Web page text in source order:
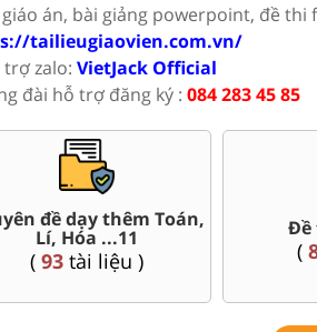
giáo án, bài giảng powerpoint, đề thi
tailieugiaovien.com.vn/
trợ zalo: VietJack Official
đài hỗ trợ đăng ký : 084 283 45 85
đề dạy thêm Toán,
Lí, Hóa ...11
( 93tài liệu )
Đề
(